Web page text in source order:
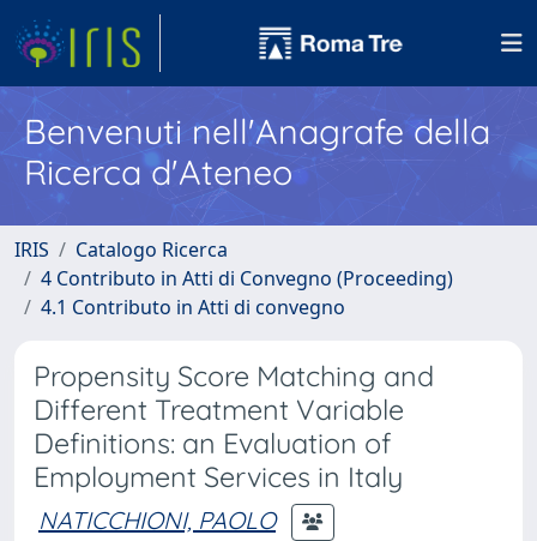
Benvenuti nell'Anagrafe della
Ricerca d'Ateneo
IRIS
Catalogo Ricerca
4 Contributo in Atti di Convegno (Proceeding)
4.1 Contributo in Atti di convegno
Propensity Score Matching and
Different Treatment Variable
Definitions: an Evaluation of
Employment Services in Italy
NATICCHIONI, PAOLO